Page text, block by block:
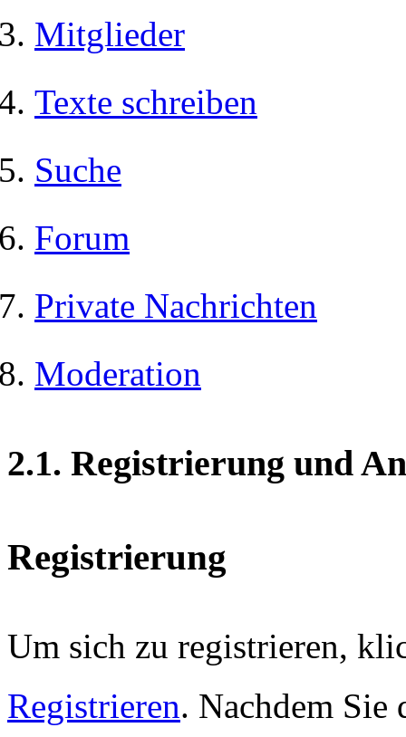
Mitglieder
Texte schreiben
Suche
Forum
Private Nachrichten
Moderation
2.1. Registrierung und
Registrierung
Um sich zu registrieren,
Registrieren. Nachdem Sie